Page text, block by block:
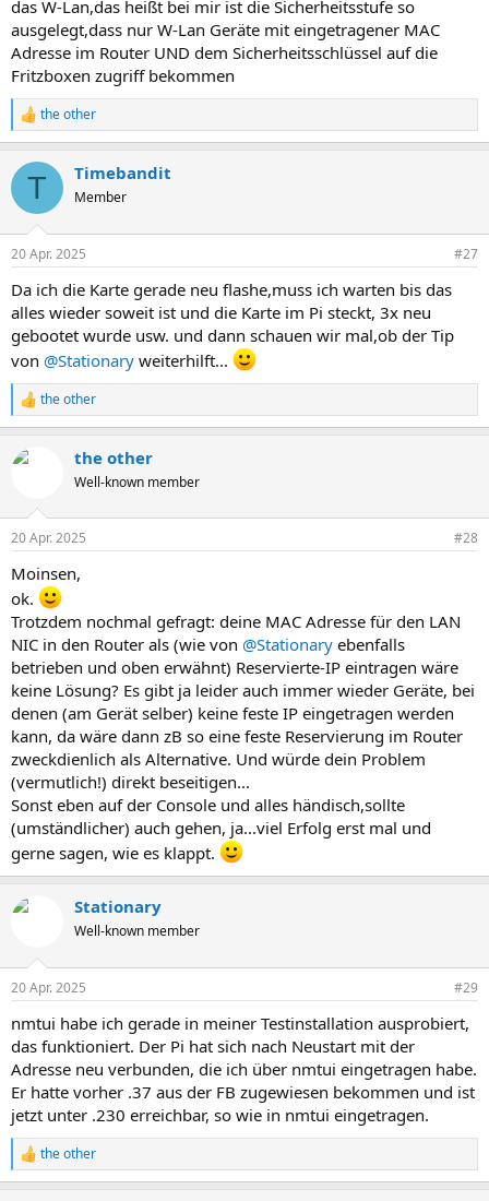
das W-Lan,das heißt bei mir ist die Sicherheitsstufe so
ausgelegt,dass nur W-Lan Geräte mit eingetragener MAC
Adresse im Router UND dem Sicherheitsschlüssel auf die
Fritzboxen zugriff bekommen
R
e
k
i
e
:
the other
T Timebandit
Member
20 Apr. 2025 #27
Da ich die Karte gerade neu flashe,muss ich warten bis das
alles wieder soweit ist und die Karte im Pi steckt, 3x neu
gebootet wurde usw. und dann schauen wir mal,ob der Tip
von @Stationary weiterhilft...
R
e
k
e
:
the other
the other
Well-known member
20 Apr. 2025 #28
Moinsen,
ok.
Trotzdem nochmal gefragt: deine MAC Adresse für den LAN
NIC in den Router als (wie von @Stationary ebenfalls
betrieben und oben erwähnt) Reservierte-IP eintragen wäre
keine Lösung? Es gibt ja leider auch immer wieder Geräte, bei
denen (am Gerät selber) keine feste IP eingetragen werden
kann, da wäre dann zB so eine feste Reservierung im Router
zweckdienlich als Alternative. Und würde dein Problem
(vermutlich!) direkt beseitigen...
Sonst eben auf der Console und alles händisch,sollte
(umständlicher) auch gehen, ja...viel Erfolg erst mal und
gerne sagen, wie es klappt.
Stationary
Well-known member
20 Apr. 2025 #29
nmtui habe ich gerade in meiner Testinstallation ausprobiert,
das funktioniert. Der Pi hat sich nach Neustart mit der
Adresse neu verbunden, die ich über nmtui eingetragen habe.
Er hatte vorher .37 aus der FB zugewiesen bekommen und ist
jetzt unter .230 erreichbar, so wie in nmtui eingetragen.
R
e
the other